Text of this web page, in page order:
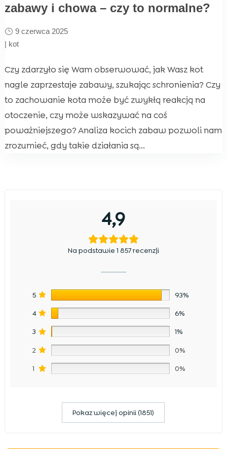
zabawy i chowa – czy to normalne?
9 czerwca 2025
| kot
Czy zdarzyło się Wam obserwować, jak Wasz kot
nagle zaprzestaje zabawy, szukając schronienia? Czy
to zachowanie kota może być zwykłą reakcją na
otoczenie, czy może wskazywać na coś
poważniejszego? Analiza kocich zabaw pozwoli nam
zrozumieć, gdy takie działania są...
4,9
Na podstawie 1 857 recenzji
5 93%
4 6%
3 1%
2 0%
1 0%
Pokaz więcej opinii (1851)